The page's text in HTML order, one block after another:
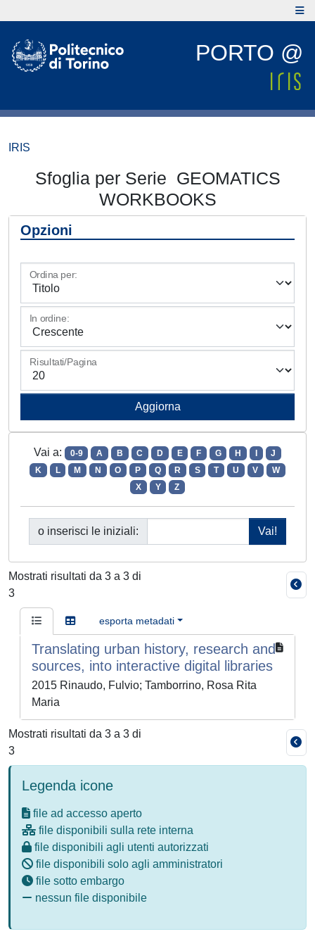
PORTO @
IRIS
Sfoglia per Serie GEOMATICS
WORKBOOKS
Opzioni
Ordina per:
In ordine:
Risultati/Pagina
Vai a: 0-9 A B C D E F G H
J
K
L M N O P Q R S T U V
W
X
Y Z
o inserisci le iniziali:
Mostrati risultati da 3 a 3 di
3
esporta metadati
Translating urban history, research and
sources, into interactive digital libraries
2015 Rinaudo, Fulvio; Tamborrino, Rosa Rita
Maria
Mostrati risultati da 3 a 3 di
3
Legenda icone
file ad accesso aperto
file disponibili sulla rete interna
file disponibili agli utenti autorizzati
file disponibili solo agli amministratori
file sotto embargo
nessun file disponibile